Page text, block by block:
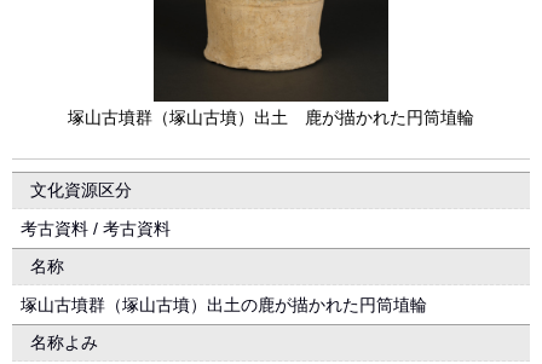
塚山古墳群（塚山古墳）出土 鹿が描かれた円筒埴輪
文化資源区分
考古資料 / 考古資料
名称
塚山古墳群（塚山古墳）出土の鹿が描かれた円筒埴輪
名称よみ